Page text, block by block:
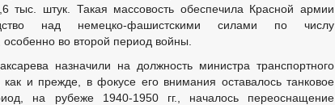
тыс. штук. Такая массовость обеспечила Красной армии
над немецко-фашистскими силами по числу
во второй период войны.
назначили на должность министра транспортного
и прежде, в фокусе его внимания оставалось танковое
на рубеже 1940-1950 гг., началось переоснащение